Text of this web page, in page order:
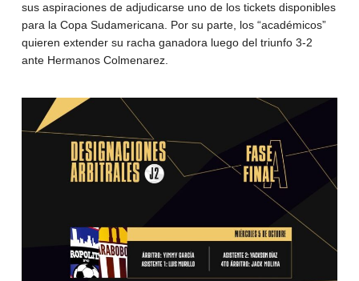
sus aspiraciones de adjudicarse uno de los tickets disponibles
para la Copa Sudamericana. Por su parte, los “académicos”
quieren extender su racha ganadora luego del triunfo 3-2
ante Hermanos Colmenarez.